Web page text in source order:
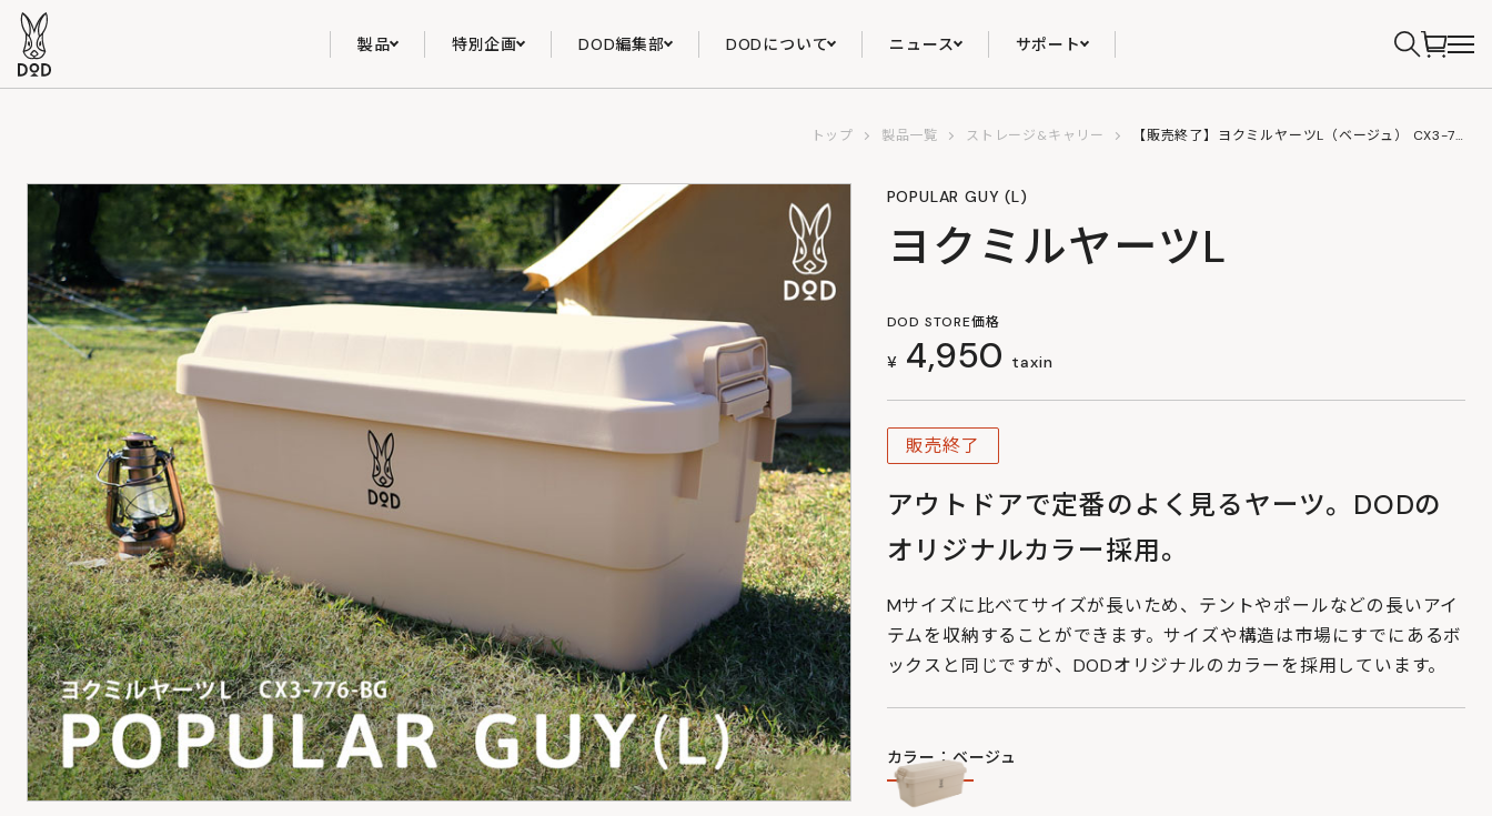
製品 特別企画 DOD編集部 DODについて ニュース サポート
トップ 製品一覧 ストレージ&キャリー 【販売終了】ヨクミルヤーツL（ベージュ） CX3-776-BG
POPULAR GUY (L)
ヨクミルヤーツL
DOD STORE価格
¥ 4,950 taxin
販売終了
アウトドアで定番のよく見るヤーツ。DODの
オリジナルカラー採用。
Mサイズに比べてサイズが長いため、テントやポールなどの長いアイ
テムを収納することができます。サイズや構造は市場にすでにあるボ
ックスと同じですが、DODオリジナルのカラーを採用しています。
カラー：ベージュ